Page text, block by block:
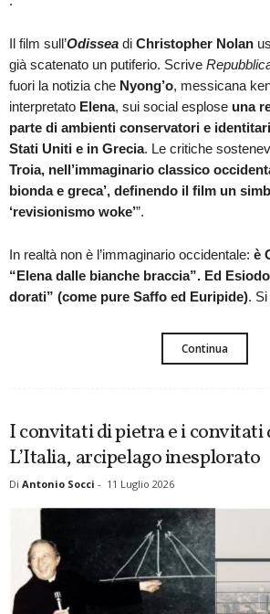
Il film sull’Odissea di Christopher Nolan
già scatenato un putiferio. Scrive
fuori la notizia che Nyong’o, messicana
interpretato Elena, sui social esplose una
parte di ambienti conservatori e
Stati Uniti e in Grecia. Le critiche
Troia, nell’immaginario classico
bionda e greca’, definendo il film un
‘revisionismo woke’”.
In realtà non è l’immaginario occidentale: è
“Elena dalle bianche braccia”. Ed
dorati” (come pure Saffo ed Euripide).
Continua
I convitati di pietra e i convitati
L’Italia, arcipelago inesplorato
Di Antonio Socci - 11 Luglio 2026